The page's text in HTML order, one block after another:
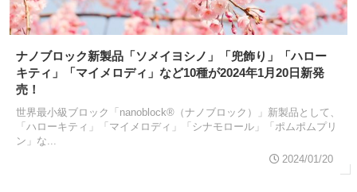
ナノブロック新製品「ソメイヨシノ」「兜飾り」「ハロー
キティ」「マイメロディ」など10種が2024年1月20日新発
売！
世界最小級ブロック「nanoblock®（ナノブロック）」新製品として、
「ハローキティ」「マイメロディ」「シナモロール」「ポムポムプリ
ン」な...
2024/01/20